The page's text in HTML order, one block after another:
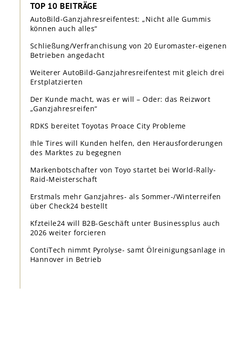
TOP 10 BEITRÄGE
AutoBild-Ganzjahresreifentest: „Nicht alle Gummis
können auch alles“
Schließung/Verfranchisung von 20 Euromaster-eigenen
Betrieben angedacht
Weiterer AutoBild-Ganzjahresreifentest mit gleich drei
Erstplatzierten
Der Kunde macht, was er will – Oder: das Reizwort
„Ganzjahresreifen“
RDKS bereitet Toyotas Proace City Probleme
Ihle Tires will Kunden helfen, den Herausforderungen
des Marktes zu begegnen
Markenbotschafter von Toyo startet bei World-Rally-
Raid-Meisterschaft
Erstmals mehr Ganzjahres- als Sommer-/Winterreifen
über Check24 bestellt
Kfzteile24 will B2B-Geschäft unter Businessplus auch
2026 weiter forcieren
ContiTech nimmt Pyrolyse- samt Ölreinigungsanlage in
Hannover in Betrieb